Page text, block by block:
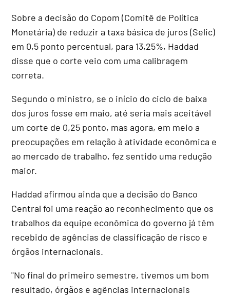
Sobre a decisão do Copom (Comitê de Política
Monetária) de reduzir a taxa básica de juros (Selic)
em 0,5 ponto percentual, para 13,25%, Haddad
disse que o corte veio com uma calibragem
correta.
Segundo o ministro, se o início do ciclo de baixa
dos juros fosse em maio, até seria mais aceitável
um corte de 0,25 ponto, mas agora, em meio a
preocupações em relação à atividade econômica e
ao mercado de trabalho, fez sentido uma redução
maior.
Haddad afirmou ainda que a decisão do Banco
Central foi uma reação ao reconhecimento que os
trabalhos da equipe econômica do governo já têm
recebido de agências de classificação de risco e
órgãos internacionais.
"No final do primeiro semestre, tivemos um bom
resultado, órgãos e agências internacionais